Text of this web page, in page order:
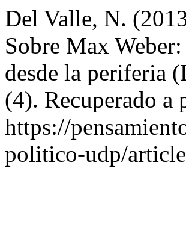
Del Valle, N.
Sobre Max
desde la periferia
(4). Recuperado a
https://
politico-udp/